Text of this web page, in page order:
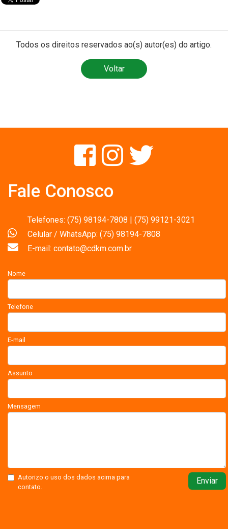
Todos os direitos reservados ao(s) autor(es) do artigo.
Voltar
Fale Conosco
Telefones: (75) 98194-7808 | (75) 99121-3021
Celular / WhatsApp: (75) 98194-7808
E-mail: contato@cdkm.com.br
Nome
Telefone
E-mail
Assunto
Mensagem
Autorizo o uso dos dados acima para
contato.
Enviar